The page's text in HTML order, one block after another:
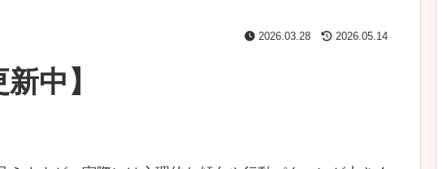
2026.03.28 2026.05.14
中】